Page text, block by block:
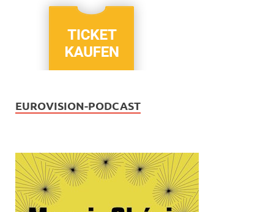
EUROVISION-PODCAST